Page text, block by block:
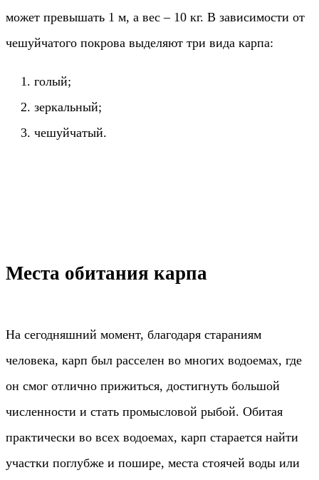
может превышать 1 м, а вес – 10 кг. В зависимости от
чешуйчатого покрова выделяют три вида карпа:
голый;
зеркальный;
чешуйчатый.
Места обитания карпа
На сегодняшний момент, благодаря стараниям
человека, карп был расселен во многих водоемах, где
он смог отлично прижиться, достигнуть большой
численности и стать промысловой рыбой. Обитая
практически во всех водоемах, карп старается найти
участки поглубже и пошире, места стоячей воды или